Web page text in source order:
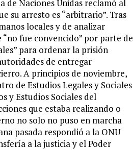
de Naciones Unidas reclamó al
su arresto es “arbitrario”. Tras
locales y de analizar
fue convencido” por parte de
para ordenar la prisión
de entregar
A principios de noviembre,
de Estudios Legales y Sociales
y Estudios Sociales del
que estaba realizando o
no solo no puso en marcha
pasada respondió a la ONU
a la justicia y el Poder